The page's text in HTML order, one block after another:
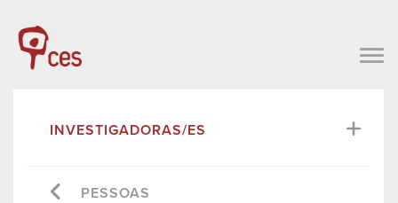
INVESTIGADORAS/ES
PESSOAS